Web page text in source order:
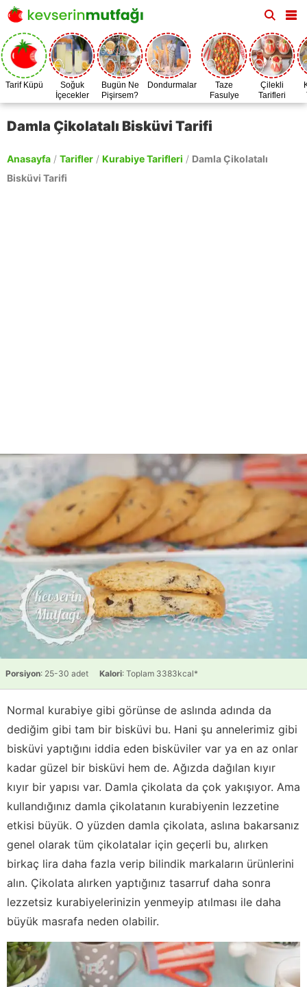
Tarif Küpü
Soğuk
İçecekler
Bugün Ne
Pişirsem?
Dondurmalar
Taze
Fasulye
Zamanı
Çilekli
Tarifleri
Damla Çikolatalı Bisküvi Tarifi
Anasayfa / Tarifler / Kurabiye Tarifleri / Damla Çikolatalı
Bisküvi Tarifi
Porsiyon: 25-30 adet Kalori: Toplam 3383kcal*
Normal kurabiye gibi görünse de aslında adında da
dediğim gibi tam bir bisküvi bu. Hani şu annelerimiz gibi
bisküvi yaptığını iddia eden bisküviler var ya en az onlar
kadar güzel bir bisküvi hem de. Ağızda dağılan kıyır
kıyır bir yapısı var. Damla çikolata da çok yakışıyor. Ama
kullandığınız damla çikolatanın kurabiyenin lezzetine
etkisi büyük. O yüzden damla çikolata, aslına bakarsanız
genel olarak tüm çikolatalar için geçerli bu, alırken
birkaç lira daha fazla verip bilindik markaların ürünlerini
alın. Çikolata alırken yaptığınız tasarruf daha sonra
lezzetsiz kurabiyelerinizin yenmeyip atılması ile daha
büyük masrafa neden olabilir.